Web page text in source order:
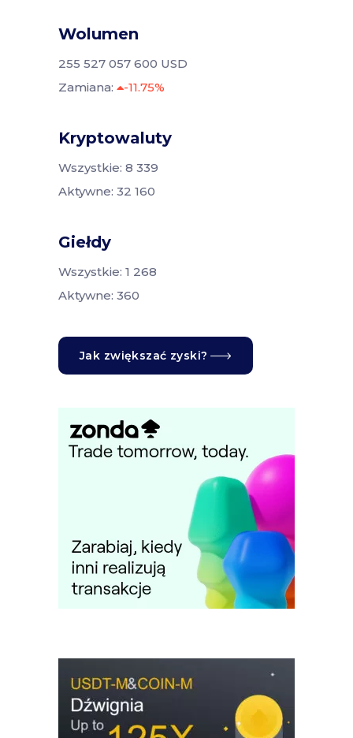
Wolumen
255 527 057 600 USD
Zamiana:
-11.75%
Kryptowaluty
Wszystkie: 8 339
Aktywne: 32 160
Giełdy
Wszystkie: 1 268
Aktywne: 360
Jak zwiększać zyski?